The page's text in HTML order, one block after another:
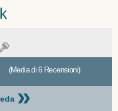
(Media di 6 Recensioni)
»